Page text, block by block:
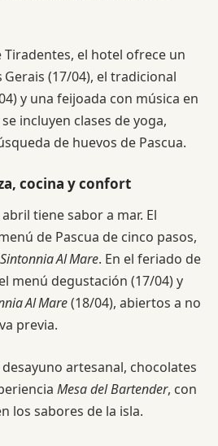
el hotel ofrece un
(17/04), el tradicional
y una feijoada con música en
incluyen clases de yoga,
de huevos de Pascua.
cocina y confort
tiene sabor a mar. El
de Pascua de cinco pasos,
Sintonnia Al Mare. En el feriado de
menú degustación (17/04) y
Al Mare(18/04), abiertos a no
previa.
artesanal, chocolates
Mesa del Bartender, con
los sabores de la isla.